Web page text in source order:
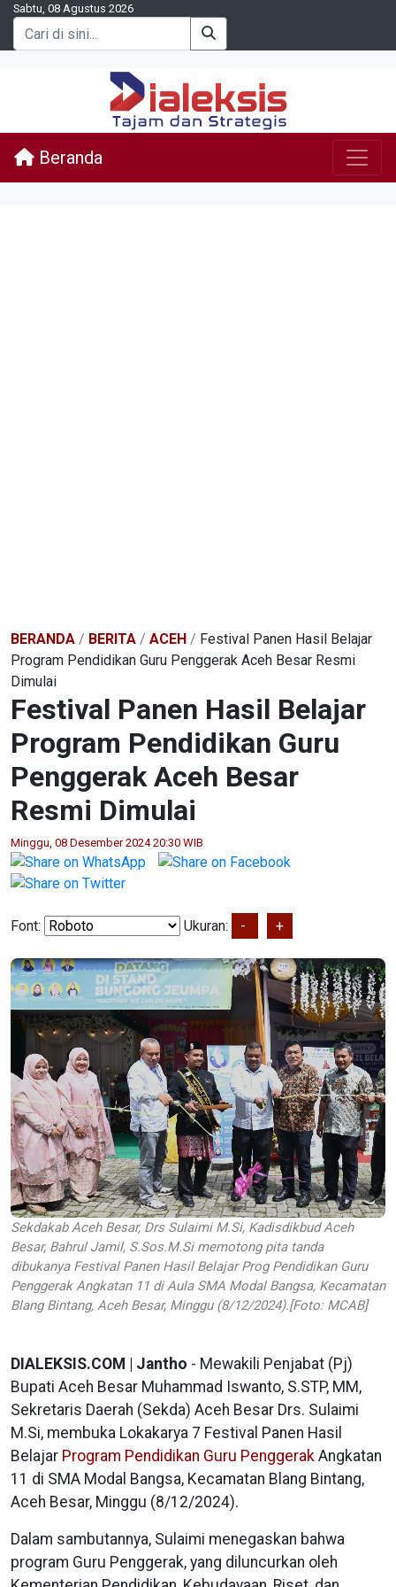
Sabtu, 08 Agustus 2026
Beranda
BERANDA / BERITA / ACEH / Festival Panen Hasil Belajar
Program Pendidikan Guru Penggerak Aceh Besar Resmi
Dimulai
Festival Panen Hasil Belajar
Program Pendidikan Guru
Penggerak Aceh Besar
Resmi Dimulai
Minggu, 08 Desember 2024 20:30 WIB
Font: Ukuran: - +
Sekdakab Aceh Besar, Drs Sulaimi M.Si, Kadisdikbud Aceh
Besar, Bahrul Jamil, S.Sos.M.Si memotong pita tanda
dibukanya Festival Panen Hasil Belajar Prog Pendidikan Guru
Penggerak Angkatan 11 di Aula SMA Modal Bangsa, Kecamatan
Blang Bintang, Aceh Besar, Minggu (8/12/2024).[Foto: MCAB]
DIALEKSIS.COM | Jantho - Mewakili Penjabat (Pj)
Bupati Aceh Besar Muhammad Iswanto, S.STP, MM,
Sekretaris Daerah (Sekda) Aceh Besar Drs. Sulaimi
M.Si, membuka Lokakarya 7 Festival Panen Hasil
Belajar Program Pendidikan Guru Penggerak Angkatan
11 di SMA Modal Bangsa, Kecamatan Blang Bintang,
Aceh Besar, Minggu (8/12/2024).
Dalam sambutannya, Sulaimi menegaskan bahwa
program Guru Penggerak, yang diluncurkan oleh